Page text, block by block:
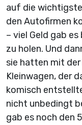
auf die
den Autofirmen
– viel Geld gab
zu holen. Und
sie hatten mit
Kleinwagen, der
komisch
nicht unbedingt
gab es noch den